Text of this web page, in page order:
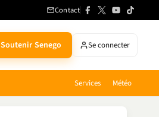
Contact
Soutenir Senego Se connecter
Services Météo